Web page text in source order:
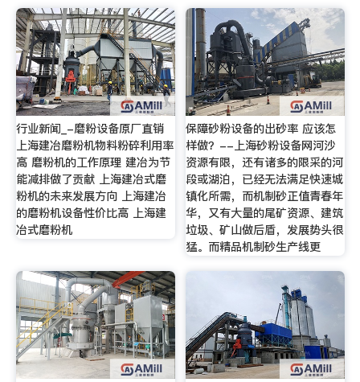
行业新闻_-磨粉设备原厂直销
上海建冶磨粉机物料粉碎利用率
高 磨粉机的工作原理 建冶为节
能减排做了贡献 上海建冶式磨
粉机的未来发展方向 上海建冶
的磨粉机设备性价比高 上海建
冶式磨粉机
保障砂粉设备的出砂率 应该怎
样做？--上海砂粉设备网河沙
资源有限，还有诸多的限采的河
段或湖泊，已经无法满足快速城
镇化所需，而机制砂正值青春年
华，又有大量的尾矿资源、建筑
垃圾、矿山做后盾，发展势头很
猛。而精品机制砂生产线更